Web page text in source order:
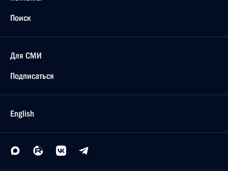
Участникам, организаторам и гостям
«Детская Новая волна»
7 октября 2020 года, 18:00
Участникам, организаторам и гостям фестиваля
«Нам дороги эти позабыть нельзя»